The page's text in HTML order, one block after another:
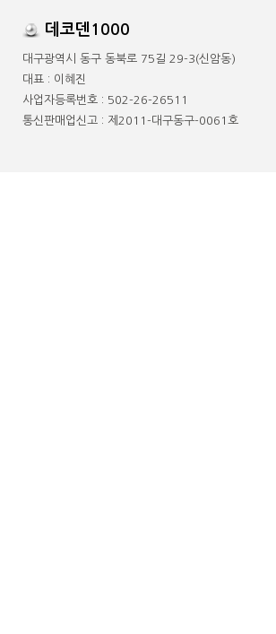
데코덴1000
대구광역시 동구 동북로 75길 29-3(신암동)
대표 : 이혜진
사업자등록번호 : 502-26-26511
통신판매업신고 : 제2011-대구동구-0061호